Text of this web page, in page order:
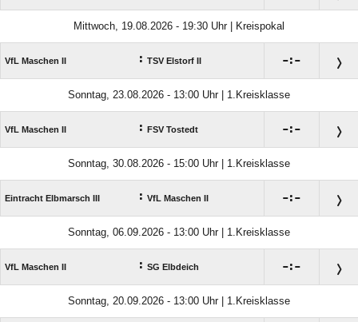
Mittwoch, 19.08.2026 - 19:30 Uhr | Kreispokal
VfL Maschen II : TSV Elstorf II :
Sonntag, 23.08.2026 - 13:00 Uhr | 1.Kreisklasse
VfL Maschen II : FSV Tostedt :
Sonntag, 30.08.2026 - 15:00 Uhr | 1.Kreisklasse
Eintracht Elbmarsch III : VfL Maschen II :
Sonntag, 06.09.2026 - 13:00 Uhr | 1.Kreisklasse
VfL Maschen II : SG Elbdeich :
Sonntag, 20.09.2026 - 13:00 Uhr | 1.Kreisklasse